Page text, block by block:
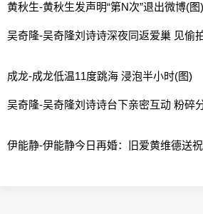
黄秋生-黄秋生发声明“第N次”退出微博(图)
吴奇隆-吴奇隆刘诗诗深夜同返爱巢 见偷
成龙-成龙低温11度跳海 浸泡半小时(图)
吴奇隆-吴奇隆刘诗诗台下亲密互动 粉碎
伊能静-伊能静今日再婚：旧爱黄维德送